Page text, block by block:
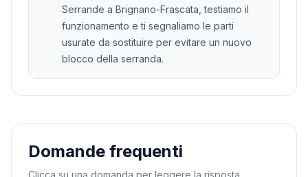
Serrande a Brignano-Frascata, testiamo il
funzionamento e ti segnaliamo le parti
usurate da sostituire per evitare un nuovo
blocco della serranda.
Domande frequenti
Clicca su una domanda per leggere la risposta.